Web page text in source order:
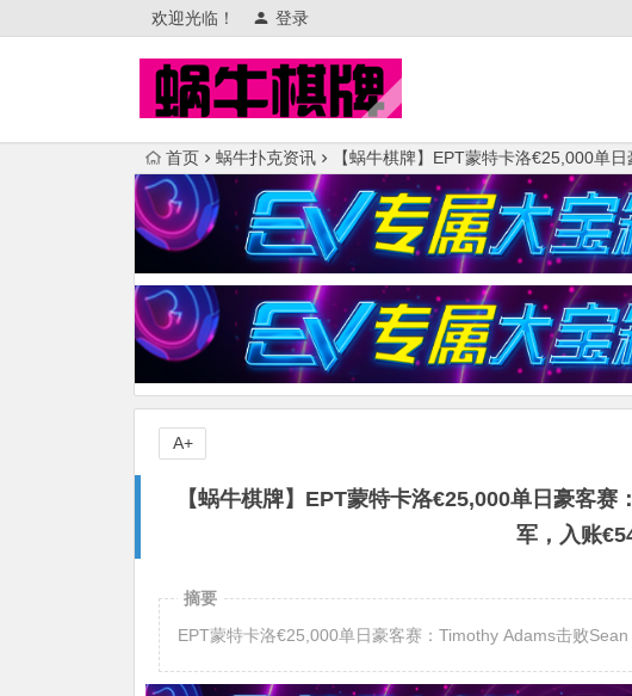
欢迎光临！ 登录
首页 蜗牛扑克资讯 【蜗牛棋牌】EPT蒙特卡洛€25,000单
【蜗牛棋牌】EPT蒙特卡洛€25,000单日豪客
军，入账
A+
摘要
EPT蒙特卡洛€25,000单日豪客赛：Timothy Adams击败